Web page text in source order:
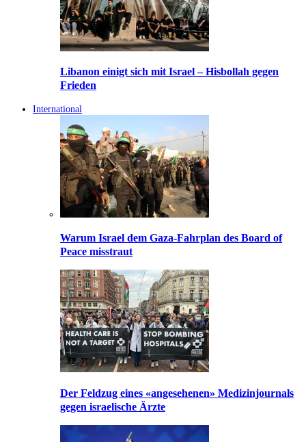
Libanon einigt sich mit Israel – Hisbollah gegen
Frieden
International
Warum Israel dem Gaza-Fahrplan des Board of
Peace misstraut
Der Feldzug eines «angesehenen» Medizinjournals
gegen israelische Ärzte